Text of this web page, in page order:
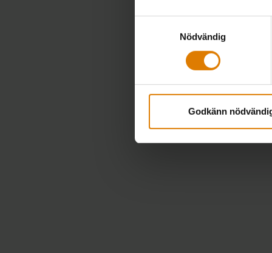
Nödvändig
Godkänn